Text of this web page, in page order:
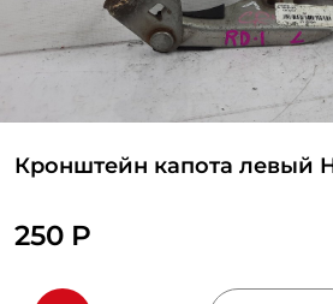
Кронштейн капота левый
250 Р